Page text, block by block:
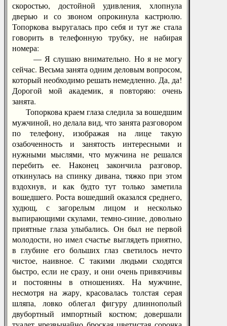
скоростью, достойной удивления, хлопнула
дверью и со звоном опрокинула кастрюлю.
Топоркова выругалась про себя и тут же стала
говорить в телефонную трубку, не набирая
номера:
— Я слушаю внимательно. Но я не могу
сейчас. Весьма занята одним деловым вопросом,
который необходимо решать немедленно. Да, да!
Дорогой мой академик, я повторяю: очень
занята.
Топоркова краем глаза следила за вошедшим
мужчиной, но делала вид, что занята разговором
по телефону, изображая на лице такую
озабоченность и занятость интересными и
нужными мыслями, что мужчина не решался
перебить ее. Наконец закончила разговор,
откинулась на спинку дивана, тяжко при этом
вздохнув, и как будто тут только заметила
вошедшего. Роста вошедший оказался среднего,
худющ, с загорелым лицом и несколько
выпирающими скулами, темно-синие, довольно
приятные глаза улыбались. Он был не первой
молодости, но имел счастье выглядеть приятно,
в глубине его больших глаз светилось нечто
чистое, наивное. С такими людьми сходятся
быстро, если не сразу, и они очень привязчивы
и постоянны в отношениях. На мужчине,
несмотря на жару, красовалась толстая серая
шляпа, ловко облегал фигуру длиннополый
двубортный импортный костюм; довершали